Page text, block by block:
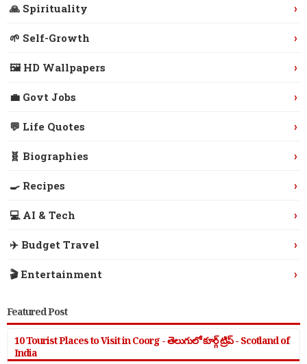
🙏 Spirituality ›
🌱 Self-Growth ›
🖼️ HD Wallpapers ›
💼 Govt Jobs ›
💬 Life Quotes ›
🧬 Biographies ›
🍳 Recipes ›
💻 AI & Tech ›
✈️ Budget Travel ›
🎬 Entertainment ›
Featured Post
10 Tourist Places to Visit in Coorg - తెలుగులో కూర్గ్ ట్రిప్ - Scotland of
India